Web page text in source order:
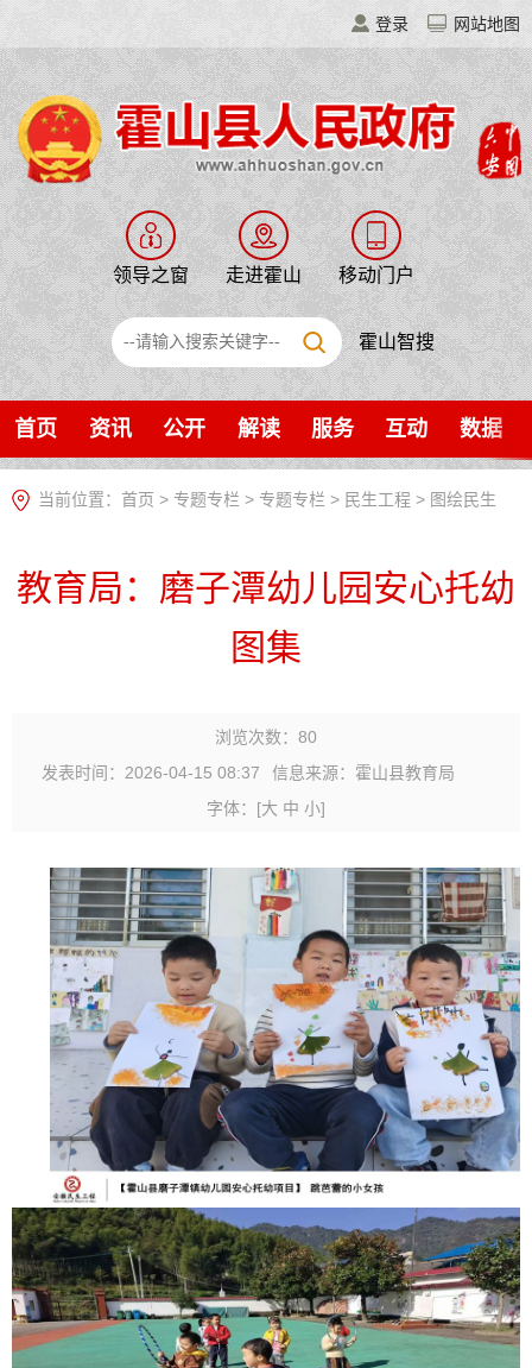
登录 网站地图
领导之窗 走进霍山 移动门户
霍山智搜
首页 资讯 公开 解读 服务 互动 数据
当前位置： 首页 > 专题专栏 > 专题专栏 > 民生工程 > 图绘民生
教育局：磨子潭幼儿园安心托幼
图集
浏览次数： 80
发表时间：2026-04-15 08:37
信息来源：霍山县教育局
字体： [大 中 小]